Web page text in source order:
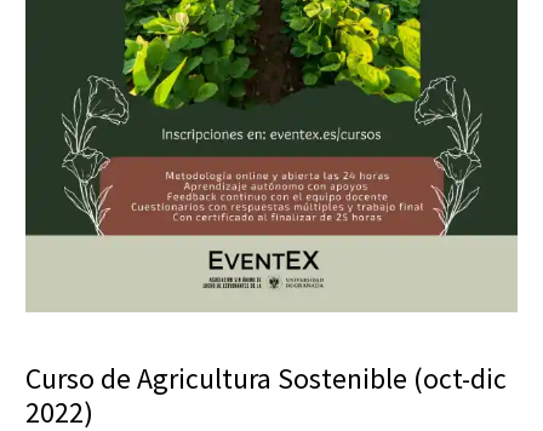
Curso de Agricultura Sostenible (oct-dic
2022)